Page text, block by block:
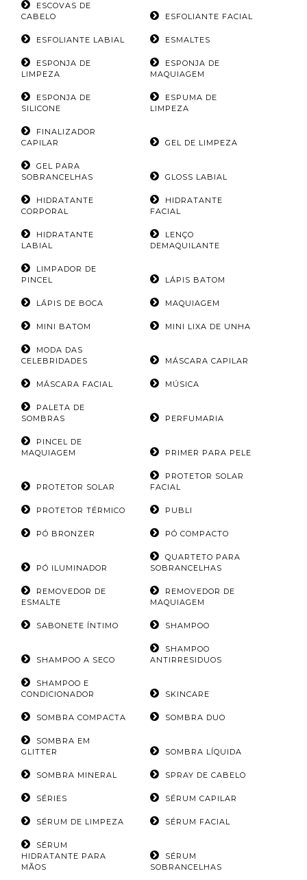
ESCOVAS DE
CABELO
ESFOLIANTE FACIAL
ESFOLIANTE LABIAL ESMALTES
ESPONJA DE
LIMPEZA
ESPONJA DE
MAQUIAGEM
ESPONJA DE
SILICONE
ESPUMA DE
LIMPEZA
FINALIZADOR
CAPILAR
GEL DE LIMPEZA
GEL PARA
SOBRANCELHAS
GLOSS LABIAL
HIDRATANTE
CORPORAL
HIDRATANTE
FACIAL
HIDRATANTE
LABIAL
LENÇO
DEMAQUILANTE
LIMPADOR DE
PINCEL
LÁPIS BATOM
LÁPIS DE BOCA MAQUIAGEM
MINI BATOM MINI LIXA DE UNHA
MODA DAS
CELEBRIDADES
MÁSCARA CAPILAR
MÁSCARA FACIAL MÚSICA
PALETA DE
SOMBRAS
PERFUMARIA
PINCEL DE
MAQUIAGEM
PRIMER PARA PELE
PROTETOR SOLAR
PROTETOR SOLAR
FACIAL
PROTETOR TÉRMICO PUBLI
PÓ BRONZER PÓ COMPACTO
PÓ ILUMINADOR
QUARTETO PARA
SOBRANCELHAS
REMOVEDOR DE
ESMALTE
REMOVEDOR DE
MAQUIAGEM
SABONETE ÍNTIMO SHAMPOO
SHAMPOO A SECO
SHAMPOO
ANTIRRESIDUOS
SHAMPOO E
CONDICIONADOR
SKINCARE
SOMBRA COMPACTA SOMBRA DUO
SOMBRA EM
GLITTER
SOMBRA LÍQUIDA
SOMBRA MINERAL SPRAY DE CABELO
SÉRIES SÉRUM CAPILAR
SÉRUM DE LIMPEZA SÉRUM FACIAL
SÉRUM
HIDRATANTE PARA
MÃOS
SÉRUM
SOBRANCELHAS